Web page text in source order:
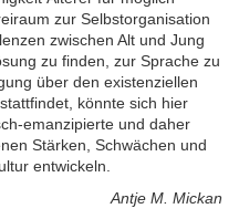
zur Selbst­organisation
zwischen Alt und Jung
zu finden, zur Sprache zu
über den existenziellen
könnte sich hier
emanzipierte und daher
Stärken, Schwächen und
entwickeln.
Antje M. Mickan